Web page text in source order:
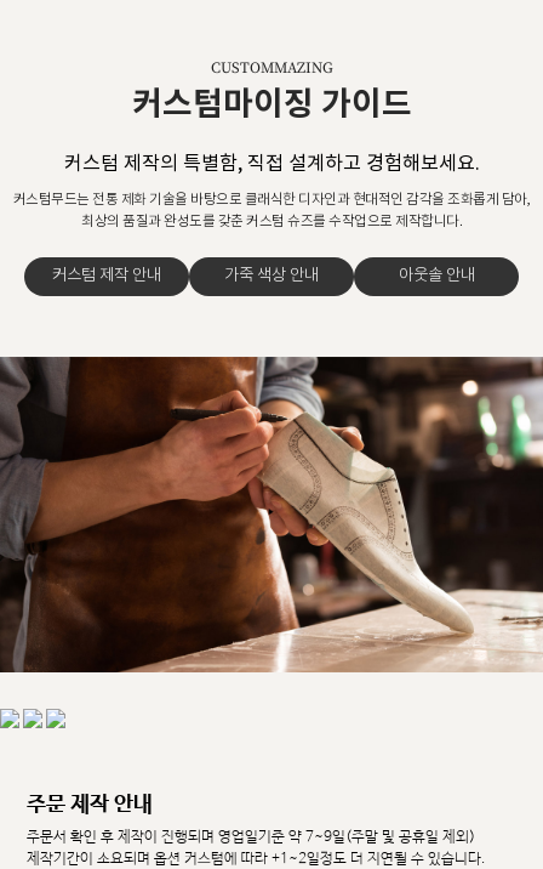
CUSTOMMAZING
커스텀마이징 가이드
커스텀 제작의 특별함, 직접 설계하고 경험해보세요.
커스텀무드는 전통 제화 기술을 바탕으로 클래식한 디자인과 현대적인 감각을 조화롭게 담아,
최상의 품질과 완성도를 갖춘 커스텀 슈즈를 수작업으로 제작합니다.
커스텀 제작 안내 가죽 색상 안내 아웃솔 안내
주문 제작 안내
주문서 확인 후 제작이 진행되며 영업일기준 약 7~9일(주말 및 공휴일 제외)
제작기간이 소요되며 옵션 커스텀에 따라 +1~2일정도 더 지연될 수 있습니다.